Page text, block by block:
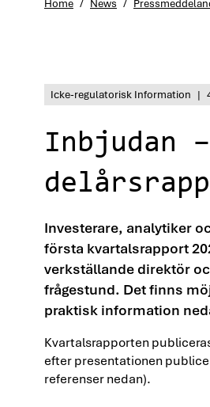
Home / News /
Icke-regulatorisk Information |
Inbjudan
Investerare, analytiker
första kvartalsrapport
verkställande direktör
frågestund. Det finns
praktisk information
Kvartalsrapporten
efter presentationen
referenser nedan).